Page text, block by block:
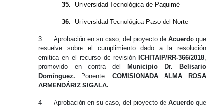
35. Universidad Tecnológica de Paquimé
36. Universidad Tecnológica Paso del Norte
3 Aprobación en su caso,del proyecto deAcuerdoque
resuelve sobre el cumplimiento dado a la resolución
emitida en el recurso de revisión ICHITAIP/RR-366/2018,
promovido en contra del
Municipio Dr. Belisario
Domínguez. Ponente:COMISIONADA ALMA ROSA
ARMENDÁRIZ SIGALA.
4 Aprobación en su caso,del proyecto deAcuerdoque